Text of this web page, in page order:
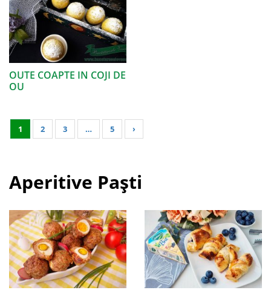
OUTE COAPTE IN COJI DE
OU
1 2 3 … 5 ›
Aperitive Paști